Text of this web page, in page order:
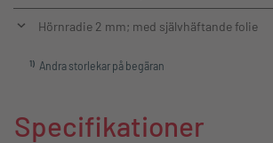
Hörnradie 2 mm; med självhäftande folie
1) Andra storlekar på begäran
Specifikationer